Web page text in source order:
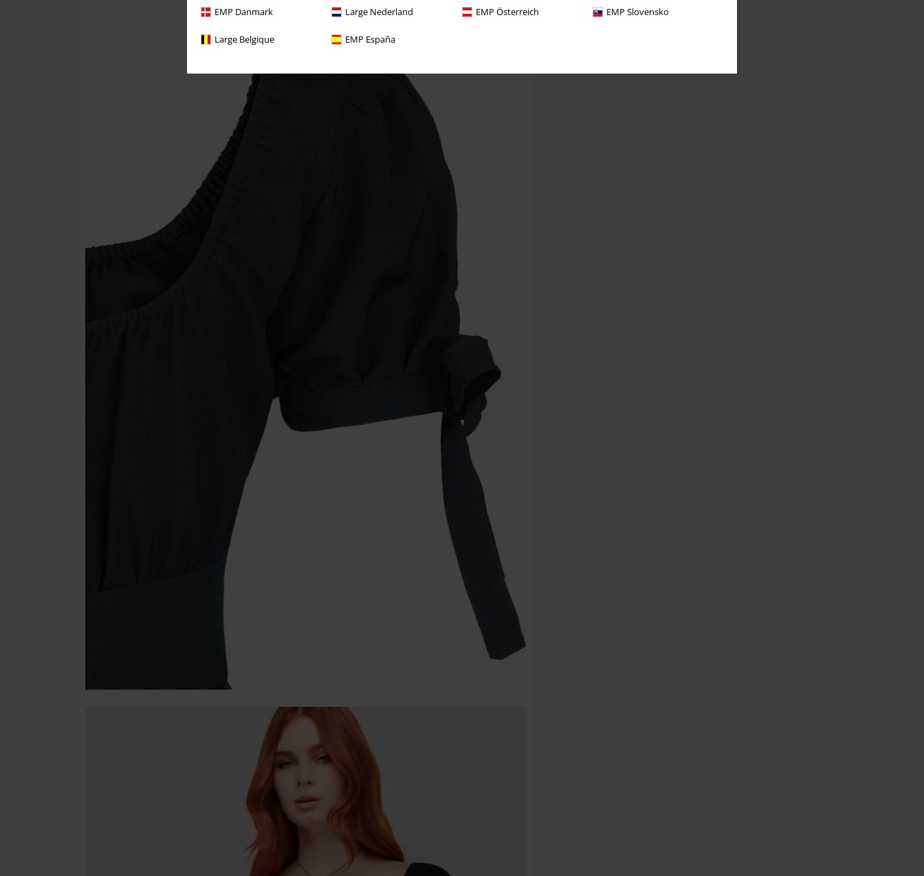
EMP Danmark Large Nederland EMP Österreich EMP Slovensko
Large Belgique EMP España